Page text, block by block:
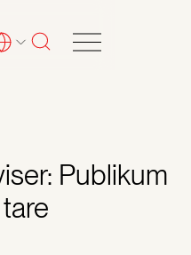
Publikum